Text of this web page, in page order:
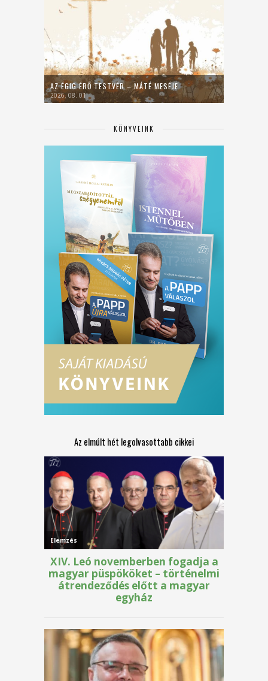
AZ ÉGIG ÉRŐ TESTVÉR – MÁTÉ MESÉJE
2026. 08. 01.
KÖNYVEINK
Az elmúlt hét legolvasottabb cikkei